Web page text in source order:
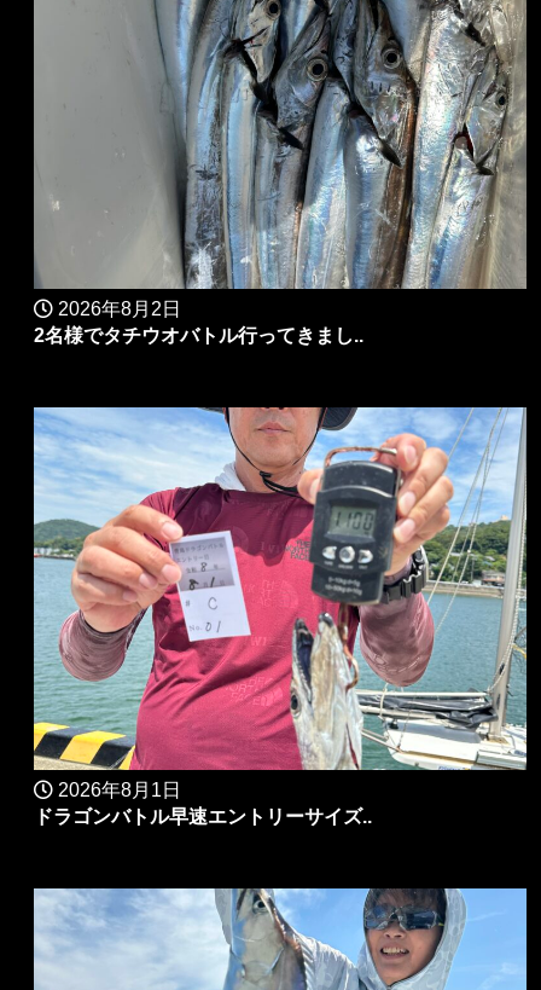
2026年8月2日
2名様でタチウオバトル行ってきまし..
2026年8月1日
ドラゴンバトル早速エントリーサイズ..